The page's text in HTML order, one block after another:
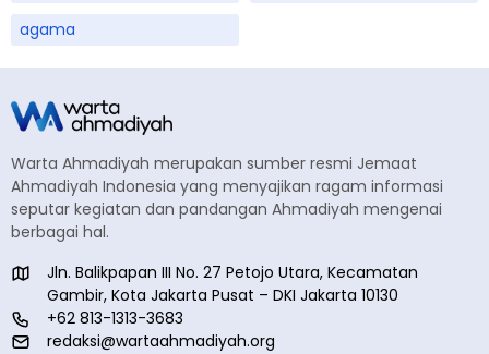
agama
Warta Ahmadiyah merupakan sumber resmi Jemaat
Ahmadiyah Indonesia yang menyajikan ragam informasi
seputar kegiatan dan pandangan Ahmadiyah mengenai
berbagai hal.
Jln. Balikpapan III No. 27 Petojo Utara, Kecamatan
Gambir, Kota Jakarta Pusat – DKI Jakarta 10130
+62 813-1313-3683
redaksi@wartaahmadiyah.org